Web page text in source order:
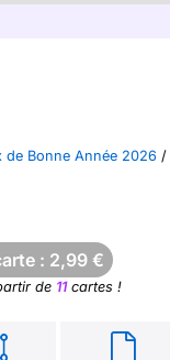
de Bonne Année 2026 /
: 2,99 €
de 11cartes !